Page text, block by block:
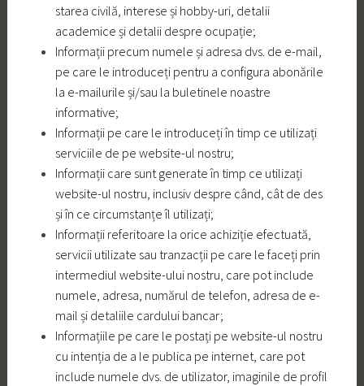
starea civilă, interese și hobby-uri, detalii
academice și detalii despre ocupație;
Informații precum numele și adresa dvs. de e-mail,
pe care le introduceți pentru a configura abonările
la e-mailurile și/sau la buletinele noastre
informative;
Informații pe care le introduceți în timp ce utilizați
serviciile de pe website-ul nostru;
Informații care sunt generate în timp ce utilizați
website-ul nostru, inclusiv despre când, cât de des
și în ce circumstanțe îl utilizați;
Informații referitoare la orice achiziție efectuată,
servicii utilizate sau tranzacții pe care le faceți prin
intermediul website-ului nostru, care pot include
numele, adresa, numărul de telefon, adresa de e-
mail și detaliile cardului bancar;
Informațiile pe care le postați pe website-ul nostru
cu intenția de a le publica pe internet, care pot
include numele dvs. de utilizator, imaginile de profil